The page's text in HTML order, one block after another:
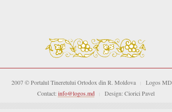
2007 © Portalul Tineretului Ortodox din R. Moldova Logos MD
Contact: info@logos.md Design: Ciorici Pavel